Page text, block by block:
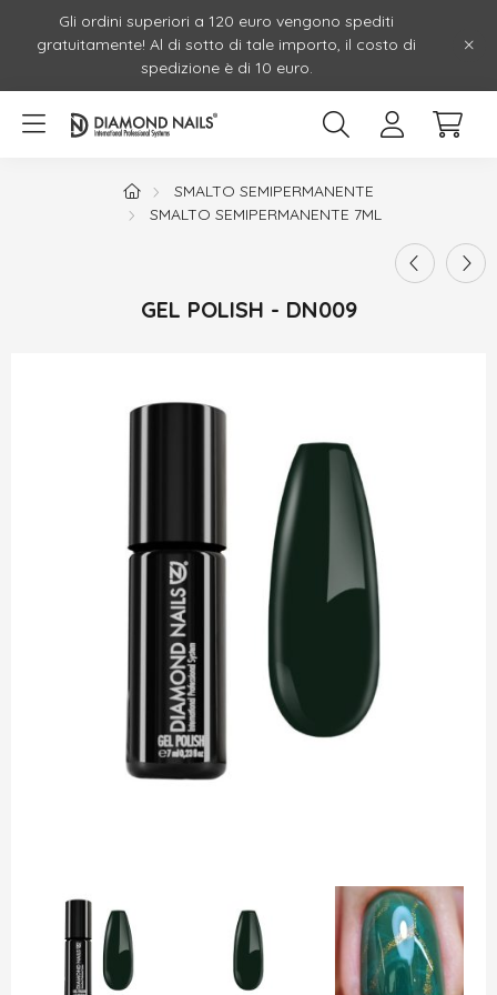
Gli ordini superiori a 120 euro vengono spediti
gratuitamente! Al di sotto di tale importo, il costo di
spedizione è di 10 euro.
SMALTO SEMIPERMANENTE
SMALTO SEMIPERMANENTE 7ML
GEL POLISH - DN009